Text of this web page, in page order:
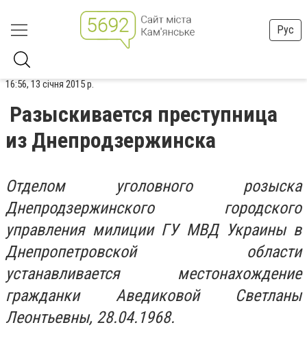
Рус
16:56, 13 січня 2015 р.
Разыскивается преступница
из Днепродзержинска
Отделом уголовного розыска
Днепродзержинского городского
управления милиции ГУ МВД Украины в
Днепропетровской области
устанавливается местонахождение
гражданки Аведиковой Светланы
Леонтьевны, 28.04.1968.